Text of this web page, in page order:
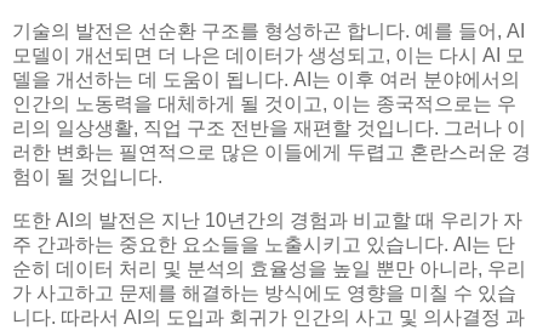
기술의 발전은 선순환 구조를 형성하곤 합니다. 예를 들어, AI
모델이 개선되면 더 나은 데이터가 생성되고, 이는 다시 AI 모
델을 개선하는 데 도움이 됩니다. AI는 이후 여러 분야에서의
인간의 노동력을 대체하게 될 것이고, 이는 종국적으로는 우
리의 일상생활, 직업 구조 전반을 재편할 것입니다. 그러나 이
러한 변화는 필연적으로 많은 이들에게 두렵고 혼란스러운 경
험이 될 것입니다.
또한 AI의 발전은 지난 10년간의 경험과 비교할 때 우리가 자
주 간과하는 중요한 요소들을 노출시키고 있습니다. AI는 단
순히 데이터 처리 및 분석의 효율성을 높일 뿐만 아니라, 우리
가 사고하고 문제를 해결하는 방식에도 영향을 미칠 수 있습
니다. 따라서 AI의 도입과 회귀가 인간의 사고 및 의사결정 과